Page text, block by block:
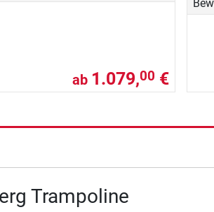
ab 1.079,00 €
Trampoline